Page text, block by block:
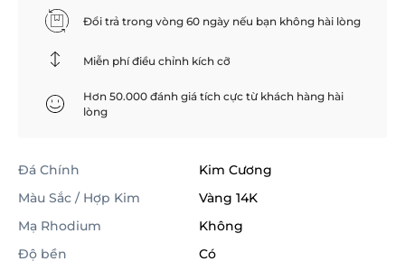
Đổi trả trong vòng 60 ngày nếu bạn không hài lòng
Miễn phí điều chỉnh kích cỡ
Hơn 50.000 đánh giá tích cực từ khách hàng hài
lòng
Đá Chính
Kim Cương
Màu Sắc / Hợp Kim
Vàng 14K
Mạ Rhodium
Không
Độ bền
Có